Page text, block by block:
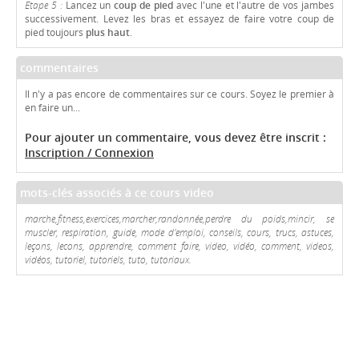
Etape 5 :Lancez uncoup de pied avec l'une et l'autre de vos jambes
successivement. Levez les bras et essayez de faire votre coup de
pied toujours plus haut.
commentaires
Il n'y a pas encore de commentaires sur ce cours. Soyez le premier à
en faire un...
Pour ajouter un commentaire, vous devez être inscrit :
Inscription / Connexion
mots-clés associés à ce cours video
marche,fitness,exercices,marcher,randonnée,perdre du poids,mincir, se
muscler, respiration, guide, mode d'emploi, conseils, cours, trucs, astuces,
leçons, lecons, apprendre, comment faire, video, vidéo, comment, videos,
vidéos, tutoriel, tutoriels, tuto, tutoriaux.